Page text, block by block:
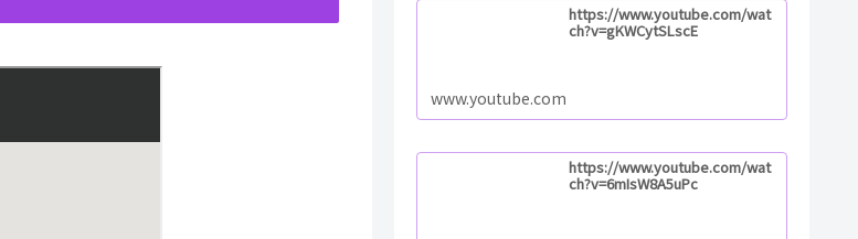
https://www.youtube.com/wat
ch?v=gKWCytSLscE
www.youtube.com
https://www.youtube.com/wat
ch?v=6mIsW8A5uPc